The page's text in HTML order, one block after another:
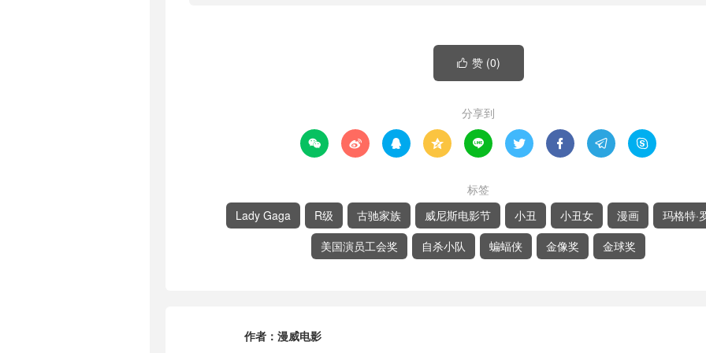
 赞 (0)
分享到
        
标签
Lady Gaga
R级 古驰家族 威尼斯电影节 小丑 小丑女 漫画
玛格特·
美国演员工会奖
自杀小队 蝙蝠侠 金像奖 金球奖
作者： 漫威电影